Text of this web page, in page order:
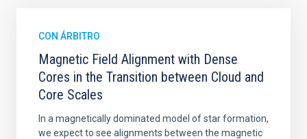
CON ÁRBITRO
Magnetic Field Alignment with Dense
Cores in the Transition between Cloud and
Core Scales
In a magnetically dominated model of star formation,
we expect to see alignments between the magnetic